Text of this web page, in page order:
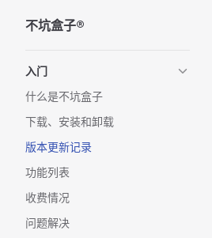
Skip to content
不坑盒子®
入门
什么是不坑盒子
下载、安装和卸载
版本更新记录
功能列表
收费情况
问题解决